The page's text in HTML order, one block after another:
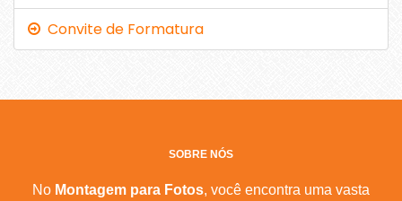
Convite de Formatura
SOBRE NÓS
No Montagem para Fotos, você encontra uma vasta